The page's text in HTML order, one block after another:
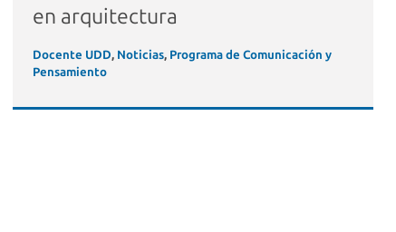
en arquitectura
Docente UDD, Noticias, Programa de Comunicación y
Pensamiento